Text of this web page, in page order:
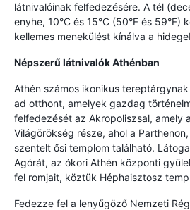
látnivalóinak felfedezésére. A tél
enyhe, 10°C és 15°C (50°F és 59°F)
kellemes menekülést kínálva a
Népszerű látnivalók Athénban
Athén számos ikonikus
ad otthont, amelyek gazdag
felfedezését az Akropoliszsal, amely
Világörökség része, ahol a
szentelt ősi templom található.
Agórát, az ókori Athén központi
fel romjait, köztük Héphaisztosz
Fedezze fel a lenyűgöző Nemzeti